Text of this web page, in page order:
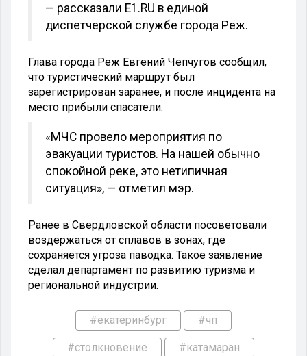
— рассказали E1.RU в единой
диспетчерской службе города Реж.
Глава города Реж Евгений Чепчугов сообщил,
что туристический маршрут был
зарегистрирован заранее, и после инцидента на
место прибыли спасатели.
«МЧС провело мероприятия по
эвакуации туристов. На нашей обычно
спокойной реке, это нетипичная
ситуация», — отметил мэр.
Ранее в Свердловской области посоветовали
воздержаться от сплавов в зонах, где
сохраняется угроза паводка. Такое заявление
сделал департамент по развитию туризма и
региональной индустрии.
#екатеринбург #чп
#столкновение #катамаран